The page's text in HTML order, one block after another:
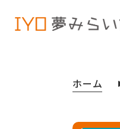
ホーム